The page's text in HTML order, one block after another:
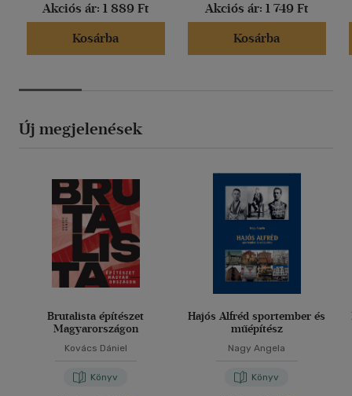
Akciós ár: 1 889 Ft
Kosárba
Akciós ár: 1 749 Ft
Kosárba
Új megjelenések
Brutalista építészet
Magyarországon
Kovács Dániel
Könyv
Hajós Alfréd sportember és
műépítész
Nagy Angela
Könyv